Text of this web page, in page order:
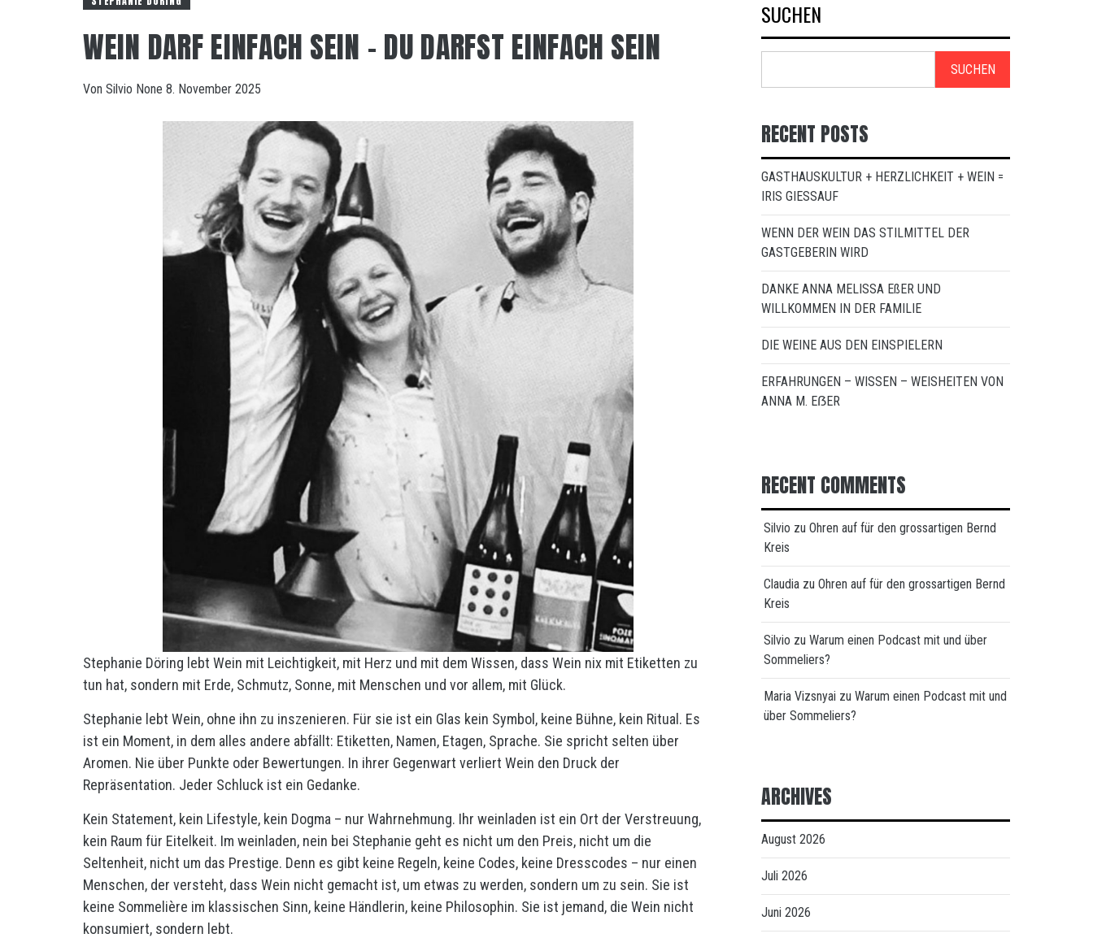
WEIN DARF EINFACH SEIN – DU DARFST EINFACH SEIN
Von Silvio None 8. November 2025
Stephanie Döring lebt Wein mit Leichtigkeit, mit Herz und mit dem Wissen, dass Wein nix mit Etiketten zu
tun hat, sondern mit Erde, Schmutz, Sonne, mit Menschen und vor allem, mit Glück.
Stephanie lebt Wein, ohne ihn zu inszenieren. Für sie ist ein Glas kein Symbol, keine Bühne, kein Ritual. Es
ist ein Moment, in dem alles andere abfällt: Etiketten, Namen, Etagen, Sprache. Sie spricht selten über
Aromen. Nie über Punkte oder Bewertungen. In ihrer Gegenwart verliert Wein den Druck der
Repräsentation. Jeder Schluck ist ein Gedanke.
Kein Statement, kein Lifestyle, kein Dogma – nur Wahrnehmung. Ihr weinladen ist ein Ort der Verstreuung,
kein Raum für Eitelkeit. Im weinladen, nein bei Stephanie geht es nicht um den Preis, nicht um die
Seltenheit, nicht um das Prestige. Denn es gibt keine Regeln, keine Codes, keine Dresscodes – nur einen
Menschen, der versteht, dass Wein nicht gemacht ist, um etwas zu werden, sondern um zu sein. Sie ist
keine Sommelière im klassischen Sinn, keine Händlerin, keine Philosophin. Sie ist jemand, die Wein nicht
konsumiert, sondern lebt.
SUCHEN
SUCHEN
RECENT POSTS
GASTHAUSKULTUR + HERZLICHKEIT + WEIN =
IRIS GIESSAUF
WENN DER WEIN DAS STILMITTEL DER
GASTGEBERIN WIRD
DANKE ANNA MELISSA EßER UND
WILLKOMMEN IN DER FAMILIE
DIE WEINE AUS DEN EINSPIELERN
ERFAHRUNGEN – WISSEN – WEISHEITEN VON
ANNA M. EẞER
RECENT COMMENTS
Silvio zu Ohren auf für den grossartigen Bernd
Kreis
Claudia zu Ohren auf für den grossartigen Bernd
Kreis
Silvio zu Warum einen Podcast mit und über
Sommeliers?
Maria Vizsnyai zu Warum einen Podcast mit und
über Sommeliers?
ARCHIVES
August 2026
Juli 2026
Juni 2026